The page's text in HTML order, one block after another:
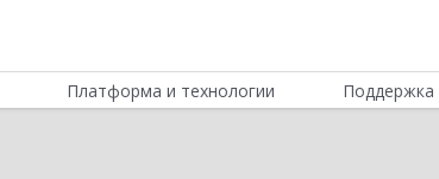
Платформа и технологии Поддержка